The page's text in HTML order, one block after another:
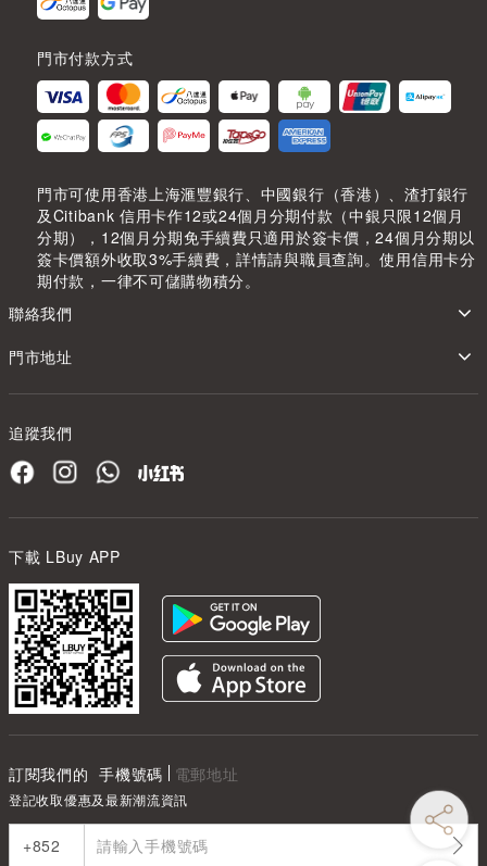
門市付款方式
門市可使用香港上海滙豐銀行、中國銀行（香港）、渣打銀行
及Citibank 信用卡作12或24個月分期付款（中銀只限12個月
分期），12個月分期免手續費只適用於簽卡價，24個月分期以
簽卡價額外收取3%手續費，詳情請與職員查詢。使用信用卡分
期付款，一律不可儲購物積分。
聯絡我們
門市地址
追蹤我們
下載 LBuy APP
訂閱我們的 手機號碼 電郵地址
登記收取優惠及最新潮流資訊